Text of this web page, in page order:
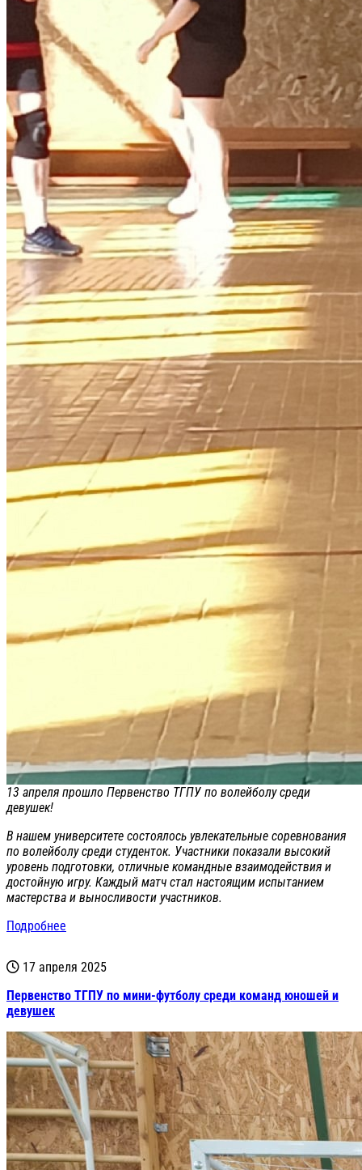
13 апреля прошло Первенство ТГПУ по волейболу среди
девушек!
В нашем университете состоялось увлекательные соревнования
по волейболу среди студенток. Участники показали высокий
уровень подготовки, отличные командные взаимодействия и
достойную игру. Каждый матч стал настоящим испытанием
мастерства и выносливости участников.
Подробнее
17 апреля 2025
Первенство ТГПУ по мини-футболу среди команд юношей и
девушек